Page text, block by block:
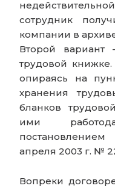
сотрудник
компании в
Второй вариант
трудовой
опираясь на
хранения
бланков
ими
апреля 2003 г. №
Вопреки